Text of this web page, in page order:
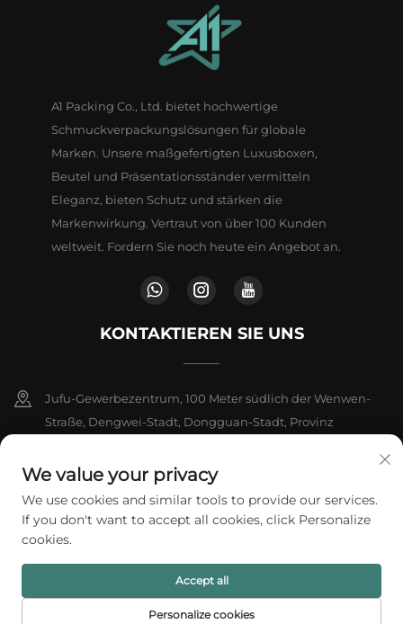
A1 Packing Co., Ltd. bietet hochwertige
Schmuckverpackungslösungen für globale
Marken. Unsere maßgefertigten Luxusboxen,
Beutel und Präsentationsständer vermitteln
Eleganz, bieten Schutz und stärken die
Markenwirkung. Vertraut von über 100 Kunden
weltweit. Fordern Sie noch heute ein Angebot an.
KONTAKTIEREN SIE UNS
Jufu-Gewerbezentrum, 100 Meter südlich der Wenwen-
Straße, Dengwei-Stadt, Dongguan-Stadt, Provinz
+86-18802602550
[email protected]
Copyright © 2026 A1 Packing Co., Ltd. Alle Rechte vorbehalten.
Datenschutzrichtlinie
We value your privacy
We use cookies and similar tools to provide our services.
If you don't want to accept all cookies, click Personalize
cookies.
Personalize cookies
Accept all